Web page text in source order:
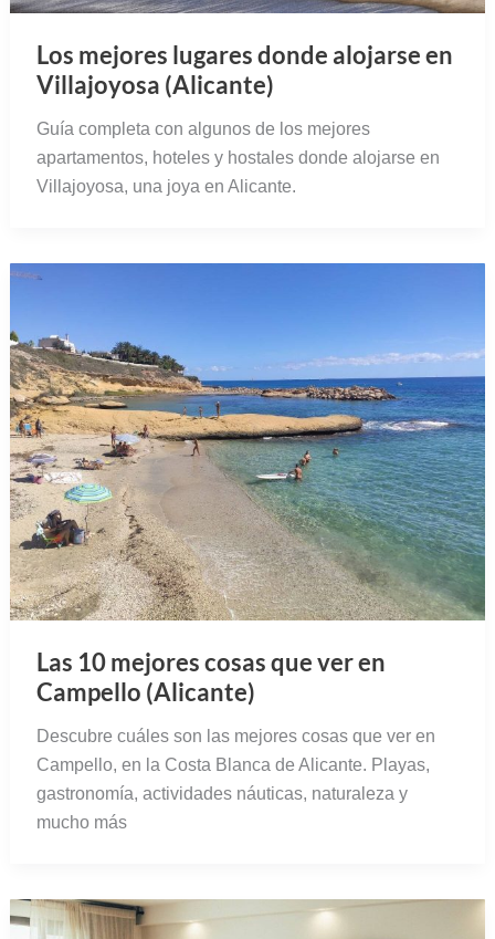
Los mejores lugares donde alojarse en
Villajoyosa (Alicante)
Guía completa con algunos de los mejores
apartamentos, hoteles y hostales donde alojarse en
Villajoyosa, una joya en Alicante.
Las 10 mejores cosas que ver en
Campello (Alicante)
Descubre cuáles son las mejores cosas que ver en
Campello, en la Costa Blanca de Alicante. Playas,
gastronomía, actividades náuticas, naturaleza y
mucho más